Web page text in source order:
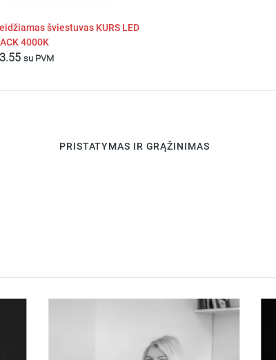
šviestuvas KURS LED
4000K
su PVM
PRISTATYMAS IR GRĄŽINIMAS